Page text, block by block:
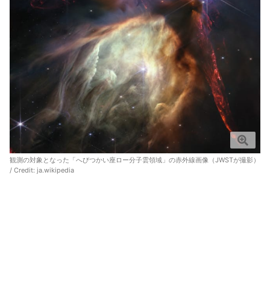
観測の対象となった「へびつかい座ロー分子雲領域」の赤外線画像（JWSTが撮影）
/ Credit: ja.wikipedia